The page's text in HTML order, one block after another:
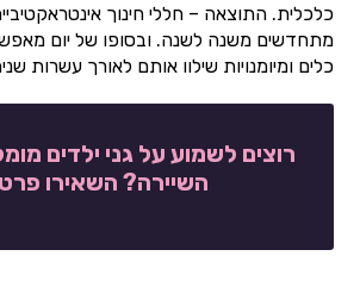
כלכלית. התוצאה – חללי חינוך
מתחדשים משנה לשנה. ובסופו של יום
כלים ומיומנויות שילוו אותם לאורך עשרות
רוצים לשמוע על גני ילדים
השיירה? השאירו